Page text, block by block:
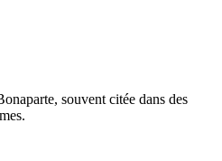
souvent citée dans des